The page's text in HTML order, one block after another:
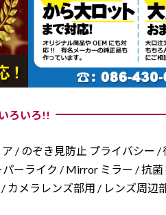
ろいろ!!
/ のぞき見防止 プライバシー
ーライク / Mirror ミラー / 抗
カメラレンズ部用 / レンズ周